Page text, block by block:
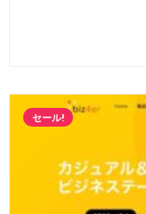
セール!